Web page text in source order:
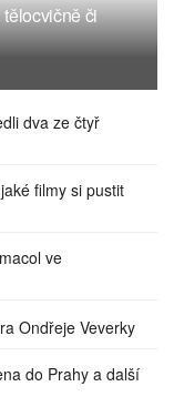
či
dva ze čtyř
filmy si pustit
ve
Ondřeje Veverky
do Prahy a další